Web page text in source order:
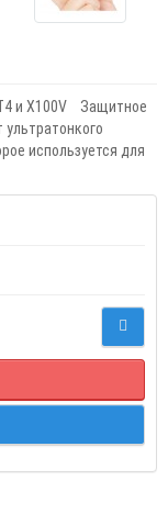
и X100V Защитное
используется для